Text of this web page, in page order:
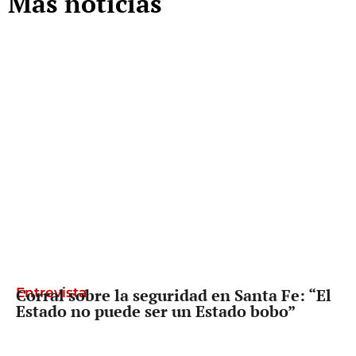
Entrevista
Corral sobre la seguridad en Santa Fe: “El
Estado no puede ser un Estado bobo”